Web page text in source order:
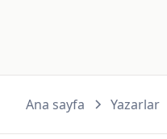
Ana sayfa Yazarlar